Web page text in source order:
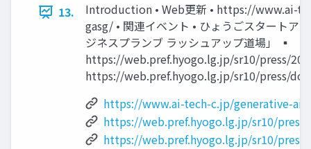
13.
Introduction • Web更新 • https://www.ai-
gasg/ • 関連イベント • ひょうごスタートア
ジネスプランブ ラッシュアップ道場」 ▪
https://web.pref.hyogo.lg.jp/sr10/press/
https://web.pref.hyogo.lg.jp/sr10/press/
https://www.ai-tech-c.jp/generative-ai-
https://web.pref.hyogo.lg.jp/sr10/
https://web.pref.hyogo.lg.jp/sr10/